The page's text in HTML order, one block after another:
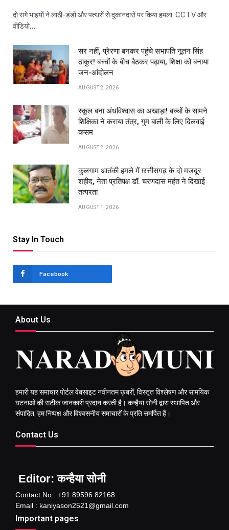
दो सगे भाइयों ने लाठी-डंडों और पत्थरों से दुकानदारों पर किया हमला, CCTV और
वीडियो…
सर नहीं, प्रेरणा बनकर पहुंचे सभापति नूतन सिंह
ठाकुर! बच्चों के बीच बैठकर पढ़ाया, शिक्षा को बनाया
जन-आंदोलन
AUGUST 2, 2026
स्कूल बना अंधविश्वास का अखाड़ा! बच्चों के सामने
शिक्षिका ने कराया तंत्र, गुम बाली के लिए दिलवाई
कसम
AUGUST 2, 2026
कुलगाम आतंकी हमले में छत्तीसगढ़ के दो मजदूर
शहीद, नेता प्रतिपक्ष डॉ. चरणदास महंत ने दिखाई
तत्परता
AUGUST 1, 2026
Stay In Touch
Facebook
About Us
हमारी यह समाचार पोर्टल वेबसाइट नवीनतम ख़बरों, विस्तृत विश्लेषण और सामयिक
घटनाओं की सटीक जानकारी प्रदान करती है। कन्हैया सोनी द्वारा स्थापित और
संपादित, हम निष्पक्ष और विश्वसनीय समाचारों के प्रति समर्पित हैं।
Contact Us
Editor: कन्हैया सोनी
Contact No.: +91 89596 82168
Email : kaniyason2521@gmail.com
Important pages